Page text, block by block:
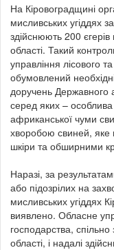
На Кіровоградщині
мисливських угіддях
здійснюють 200 єгерів
області. Такий
управління лісового
обумовлений
доручень Державного
серед яких –
африканської чуми
хворобою свиней,
шкіри та обширними
Наразі, за
або підозрілих на
мисливських угіддях
виявлено. Обласне
господарства,
області, і надалі